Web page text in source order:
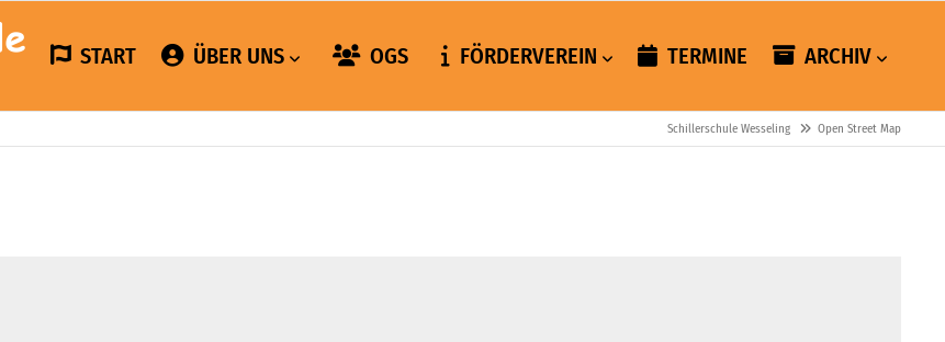
START ÜBER UNS OGS FÖRDERVEREIN TERMINE ARCHIV
Schillerschule Wesseling Open Street Map